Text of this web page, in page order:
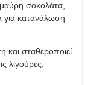
σοκολάτα,
για κατανάλωση
και σταθεροποιεί
λιγούρες.